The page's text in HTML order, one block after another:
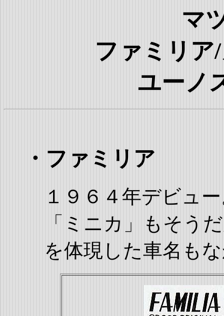
マ
ファミリア
ユーノ
・ファミリア
１９６４年デビュ
「ミニカ」もそう
を体現した車名も